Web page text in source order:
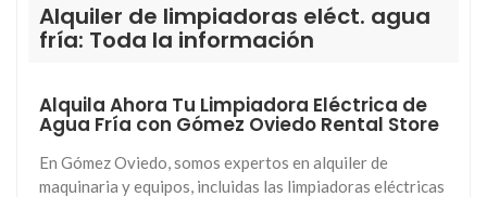
Alquiler de limpiadoras eléct. agua
fría: Toda la información
Alquila Ahora Tu Limpiadora Eléctrica de
Agua Fría con Gómez Oviedo Rental Store
En Gómez Oviedo, somos expertos en alquiler de
maquinaria y equipos, incluidas las limpiadoras eléctricas